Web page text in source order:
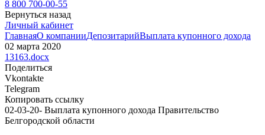
8 800 700-00-55
Вернуться назад
Личный кабинет
ГлавнаяО компанииДепозитарийВыплата купонного дохода
02 марта 2020
13163.docx
Поделиться
Vkontakte
Telegram
Копировать ссылку
02-03-20- Выплата купонного дохода Правительство
Белгородской области